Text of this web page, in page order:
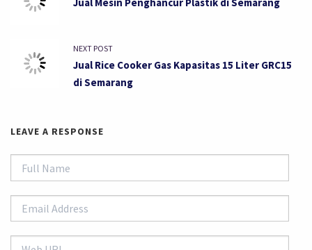
Jual Mesin Penghancur Plastik di Semarang
NEXT POST
Jual Rice Cooker Gas Kapasitas 15 Liter GRC15
di Semarang
LEAVE A RESPONSE